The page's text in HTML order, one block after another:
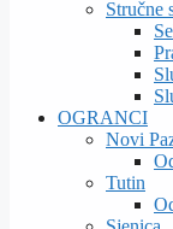
Stručne
OGRANCI
Novi
Tutin